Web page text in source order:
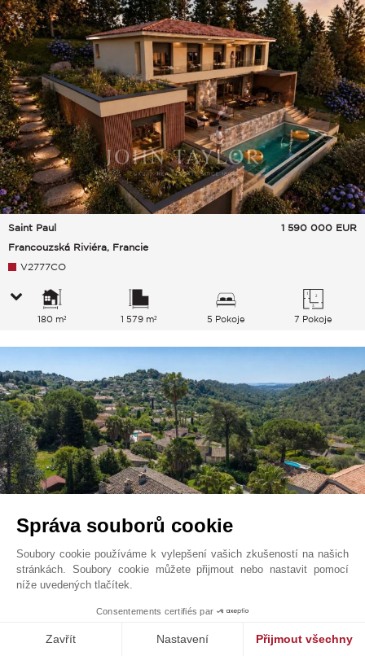
Saint Paul
Francouzská Riviéra, Francie
1 590 000 EUR
V2777CO
180 m² 1 579 m² 5 Pokoje 7 Pokoje
Vence
Francouzská Riviéra, Francie
966 000 EUR
Správa souborů cookie
Soubory cookie používáme k vylepšení vašich zkušeností na našich
stránkách. Soubory cookie můžete přijmout nebo nastavit pomocí
níže uvedených tlačítek.
Consentements certifiés par
Zavřít Nastavení Přijmout všechny